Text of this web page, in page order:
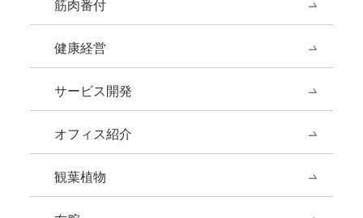
筋肉番付
健康経営
サービス開発
オフィス紹介
観葉植物